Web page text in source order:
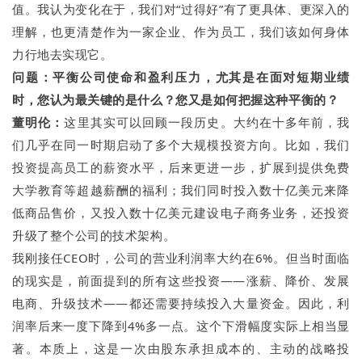
值。我认为变化在于，我们对“过得好”有了更具体、更深入的
理解，也更清楚作为一家企业、作为员工，我们该如何身体
力行地去实现它。
问题：平衡公司使命和盈利压力，尤其是在面对短期业绩
时，您认为最关键的是什么？您又是如何把握这种平衡的？
董明伦：这里其实可以回顾一段历史。大约在十多年前，我
们几乎在同一时期启动了多个大规模投资方向。比如，我们
投资提高员工的薪资水平，后来更进一步，扩展到提供免费
大学教育等超越薪酬的福利；我们同时投入数十亿美元来降
低商品售价，又投入数十亿美元建设电子商务业务，还投资
升级了整个公司的技术架构。
我刚接任CEO时，公司的营业利润率大约在6%。但当时面临
的现实是，前面提到的所有这些投资——涨薪、降价、发展
电商、升级技术——都还需要持续投入大量资金。因此，利
润率后来一度下降到4%多一点。这个下滑幅度实际上相当显
著。本质上，这是一次由股东承担成本的、主动的战略投